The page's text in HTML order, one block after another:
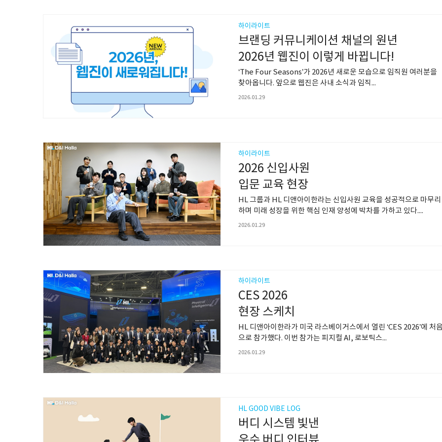
하이라이트
브랜딩 커뮤니케이션 채널의 원년
2026년 웹진이 이렇게 바뀝니다!
‘The Four Seasons’가 2026년 새로운 모습으로 임직원 여러분을
찾아옵니다. 앞으로 웹진은 사내 소식과 임직...
2026.01.29
하이라이트
2026 신입사원
입문 교육 현장
HL 그룹과 HL 디앤아이한라는 신입사원 교육을 성공적으로 마무리
하며 미래 성장을 위한 핵심 인재 양성에 박차를 가하고 있다....
2026.01.29
하이라이트
CES 2026
현장 스케치
HL 디앤아이한라가 미국 라스베이거스에서 열린 ‘CES 2026’에 처
으로 참가했다. 이번 참가는 피지컬 AI, 로보틱스...
2026.01.29
HL GOOD VIBE LOG
버디 시스템 빛낸